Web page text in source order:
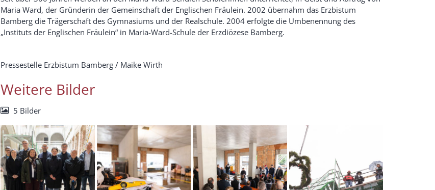
Maria Ward, der Gründerin der Gemeinschaft der Englischen Fräulein. 2002 übernahm das Erzbistum
Bamberg die Trägerschaft des Gymnasiums und der Realschule. 2004 erfolgte die Umbenennung des
„Instituts der Englischen Fräulein“ in Maria-Ward-Schule der Erzdiözese Bamberg.
Pressestelle Erzbistum Bamberg / Maike Wirth
Weitere Bilder
5 Bilder